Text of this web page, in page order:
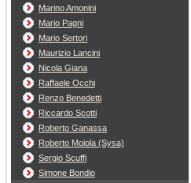
Marino Amonini
Mario Pagni
Mario Sertori
Maurizio Lancini
Nicola Giana
Raffaele Occhi
Renzo Benedetti
Riccardo Scotti
Roberto Ganassa
Roberto Moiola (Sysa)
Sergio Scuffi
Simone Bondio